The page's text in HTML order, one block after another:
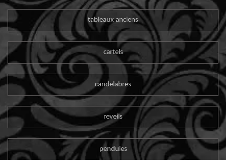
tableaux anciens
cartels
candelabres
reveils
pendules